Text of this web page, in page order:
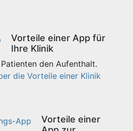
Vorteile einer App für
Ihre Klinik
den Aufenthalt.
die Vorteile einer Klinik
Vorteile einer